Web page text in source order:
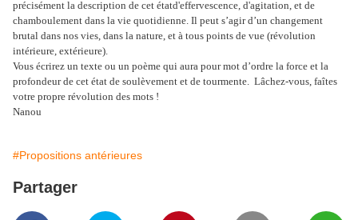
précisément la description de cet étatd'effervescence, d'agitation, et de
chamboulement dans la vie quotidienne. Il peut s’agir d’un changement
brutal dans nos vies, dans la nature, et à tous points de vue (révolution
intérieure, extérieure).
Vous écrirez un texte ou un poème qui aura pour mot d’ordre la force et la
profondeur de cet état de soulèvement et de tourmente. Lâchez-vous, faîtes
votre propre révolution des mots !
Nanou
#Propositions antérieures
Partager